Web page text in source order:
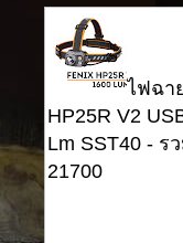
ไฟฉา
HP25R V2
Lm SST40 - ร
21700